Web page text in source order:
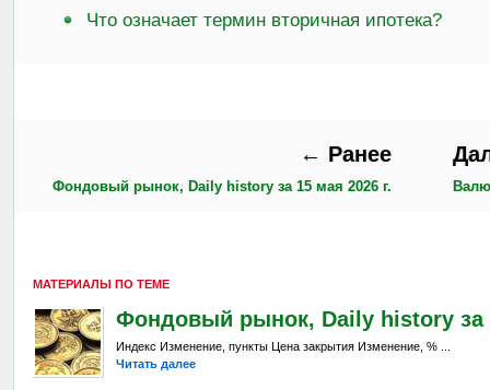
Что означает термин вторичная ипотека?
← Ранее
Фондовый рынок, Daily history за 15 мая 2026 г.
МАТЕРИАЛЫ ПО ТЕМЕ
Фондовый рынок, Daily history за
Индекс Изменение, пункты Цена закрытия Изменение, % ...
Читать далее